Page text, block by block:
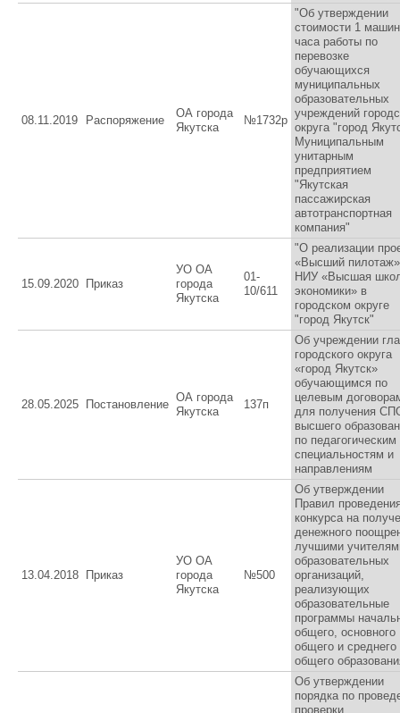
08.11.2019 Распоряжение
ОА города
Якутска
№1732р
"Об утверждении
стоимости 1
часа работы по
перевозке
обучающихся
муниципальных
образовательных
учреждений
округа "город
Муниципальным
унитарным
предприятием
"Якутская
пассажирская
автотранспортная
компания"
15.09.2020 Приказ
УО ОА
города
Якутска
01-
10/611
"О реализации
«Высший пилотаж»
НИУ «Высшая
экономики» в
городском округе
"город Якутск"
28.05.2025 Постановление
ОА города
Якутска
137п
Об учреждении
городского округа
«город Якутск»
обучающимся по
целевым
для получения
высшего
по педагогическим
специальностям и
направлениям
13.04.2018 Приказ
УО ОА
города
Якутска
№500
Об утверждении
Правил
конкурса на
денежного
лучшими
образовательных
организаций,
реализующих
образовательные
программы
общего, основного
общего и среднего
общего
Об утверждении
порядка по
проверки